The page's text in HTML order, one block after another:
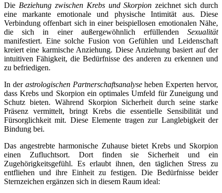
Die Beziehung zwischen Krebs und Skorpion zeichnet sich durch
eine markante emotionale und physische Intimität aus. Diese
Verbindung offenbart sich in einer beispiellosen emotionalen Nähe,
die sich in einer außergewöhnlich erfüllenden Sexualität
manifestiert. Eine solche Fusion von Gefühlen und Leidenschaft
kreiert eine karmische Anziehung. Diese Anziehung basiert auf der
intuitiven Fähigkeit, die Bedürfnisse des anderen zu erkennen und
zu befriedigen.
In der astrologischen Partnerschaftsanalyseheben Experten hervor,
dass Krebs und Skorpion ein optimales Umfeld für Zuneigung und
Schutz bieten. Während Skorpion Sicherheit durch seine starke
Präsenz vermittelt, bringt Krebs die essentielle Sensibilität und
Fürsorglichkeit mit. Diese Elemente tragen zur Langlebigkeit der
Bindung bei.
Das angestrebte harmonische Zuhause bietet Krebs und Skorpion
einen Zufluchtsort. Dort finden sie Sicherheit und ein
Zugehörigkeitsgefühl. Es erlaubt ihnen, den täglichen Stress zu
entfliehen und ihre Einheit zu festigen. Die Bedürfnisse beider
Sternzeichen ergänzen sich in diesem Raum ideal: